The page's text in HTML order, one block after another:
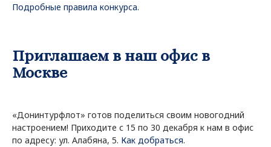
Подробные правила конкурса.
Приглашаем в наш офис в
Москве
«Донинтурфлот» готов поделиться своим новогодний
настроением! Приходите с 15 по 30 декабря к нам в офис
по адресу: ул. Алабяна, 5. Как добраться.